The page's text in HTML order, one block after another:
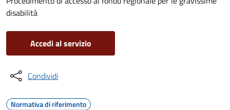
disabilità
Accedi al servizio
Condividi
Normativa di riferimento